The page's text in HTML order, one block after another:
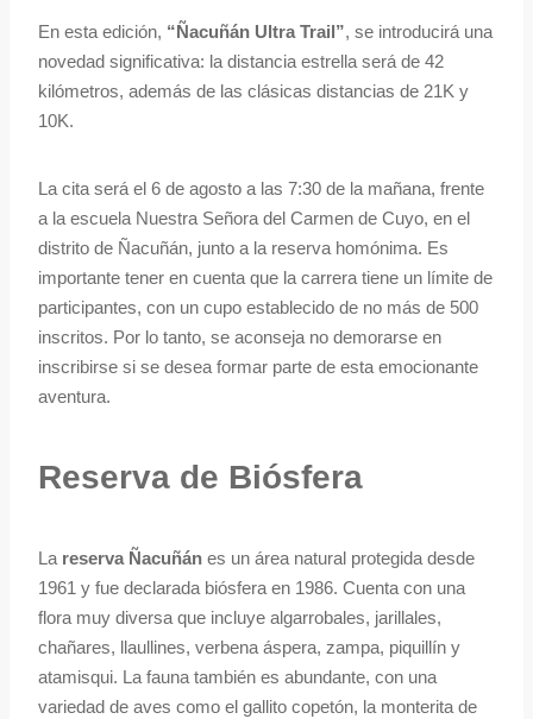
En esta edición, “Ñacuñán Ultra Trail”, se introducirá una
novedad significativa: la distancia estrella será de 42
kilómetros, además de las clásicas distancias de 21K y
10K.
La cita será el 6 de agosto a las 7:30 de la mañana, frente
a la escuela Nuestra Señora del Carmen de Cuyo, en el
distrito de Ñacuñán, junto a la reserva homónima. Es
importante tener en cuenta que la carrera tiene un límite de
participantes, con un cupo establecido de no más de 500
inscritos. Por lo tanto, se aconseja no demorarse en
inscribirse si se desea formar parte de esta emocionante
aventura.
Reserva de Biósfera
La reserva Ñacuñán es un área natural protegida desde
1961 y fue declarada biósfera en 1986. Cuenta con una
flora muy diversa que incluye algarrobales, jarillales,
chañares, llaullines, verbena áspera, zampa, piquillín y
atamisqui. La fauna también es abundante, con una
variedad de aves como el gallito copetón, la monterita de